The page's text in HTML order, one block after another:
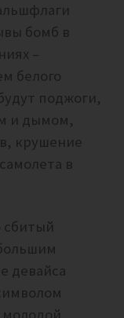
бомб в
–
белого
поджоги,
и дымом,
крушение
в
сбитый
девайса